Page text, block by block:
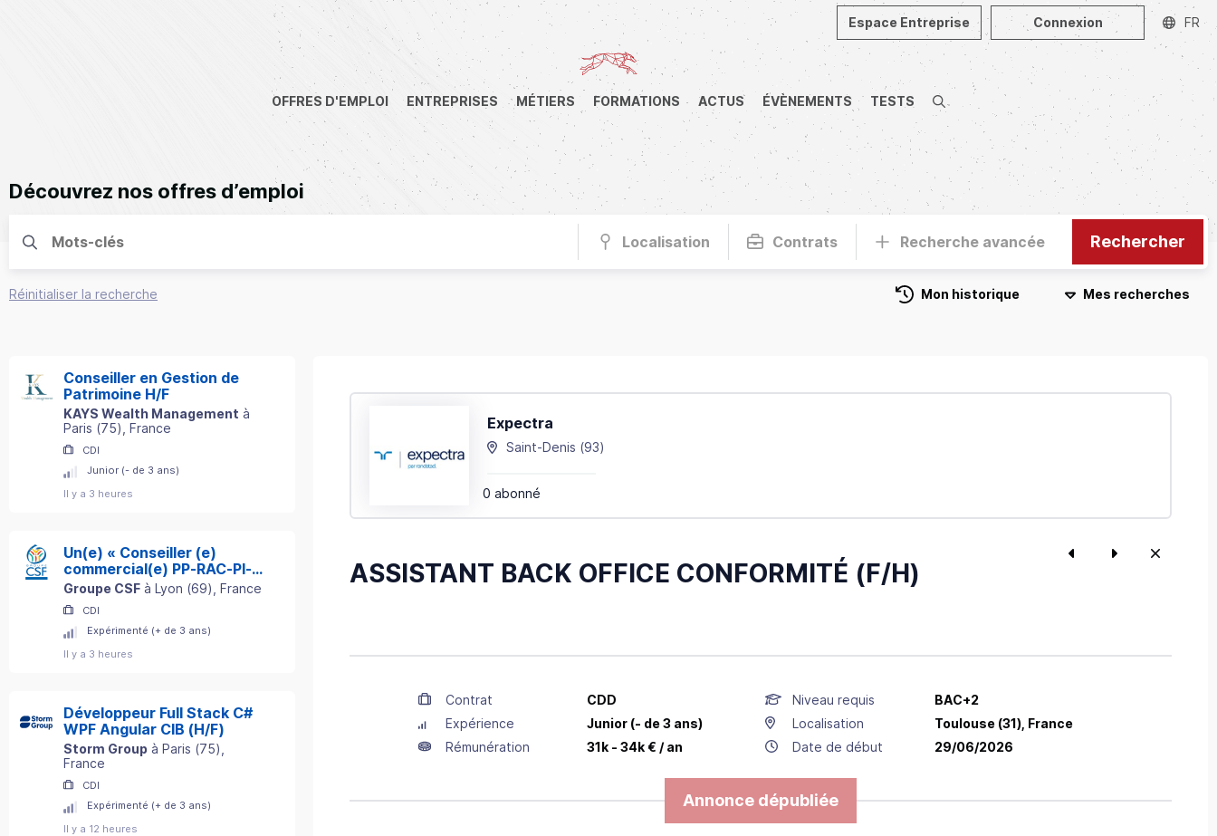
OFFRES D'EMPLOI ENTREPRISES MÉTIERS FORMATIONS ACTUS ÉVÈNEMENTS TESTS Recherche
Espace Entreprise Connexion FR
Découvrez nos offres d’emploi
Localisation Contrats Recherche avancée Rechercher
Réinitialiser la recherche Mon historique Mes recherches
Conseiller en Gestion de
Patrimoine H/F
KAYS Wealth Management à
Paris (75) , France
CDI
Junior (- de 3 ans)
Il y a 3 heures
Un(e) « Conseiller (e)
commercial(e) PP-RAC-PI-
ADE »
Groupe CSF à Lyon (69) , France
CDI
Expérimenté (+ de 3 ans)
Il y a 3 heures
Développeur Full Stack C#
WPF Angular CIB (H/F)
Storm Group à Paris (75)
France
CDI
Expérimenté (+ de 3 ans)
Il y a 12 heures
Expectra
Saint-Denis (93)
0 abonné
ASSISTANT BACK OFFICE CONFORMITÉ (F/H)
Contrat CDD Niveau requis
BAC+2
Expérience
Junior (- de 3 ans) Localisation Toulouse (31), France
Rémunération
31k - 34k € / an Date de début 29/06/2026
Annonce dépubliée